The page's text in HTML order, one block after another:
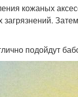
кожаных
загрязнений.
подойдут